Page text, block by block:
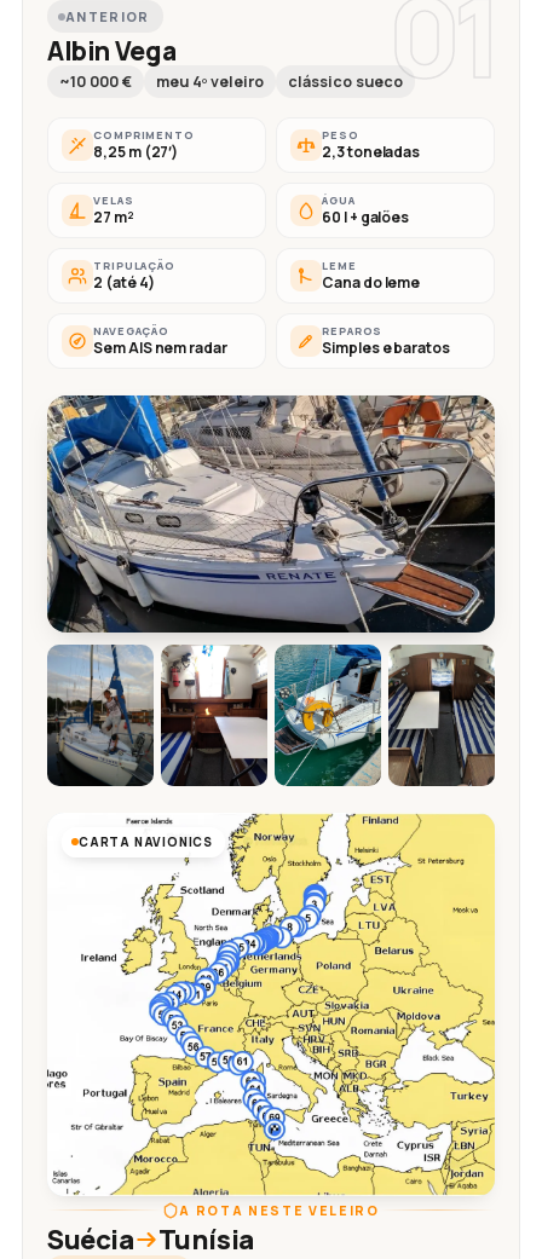
01
ANTERIOR
Albin Vega
~10 000 € meu 4º veleiro clássico sueco
COMPRIMENTO
8,25 m (27′)
PESO
2,3 toneladas
VELAS
27 m²
ÁGUA
60 l + galões
TRIPULAÇÃO
2 (até 4)
LEME
Cana do leme
NAVEGAÇÃO
Sem AIS nem radar
REPAROS
Simples e baratos
CARTA NAVIONICS
A ROTA NESTE VELEIRO
Suécia Tunísia